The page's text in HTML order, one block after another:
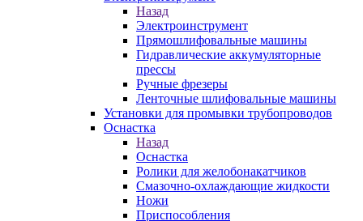
Назад
Электроинструмент
Прямошлифовальные машины
Гидравлические аккумуляторные
прессы
Ручные фрезеры
Ленточные шлифовальные машины
Установки для промывки трубопроводов
Оснастка
Назад
Оснастка
Ролики для желобонакатчиков
Смазочно-охлаждающие жидкости
Ножи
Приспособления